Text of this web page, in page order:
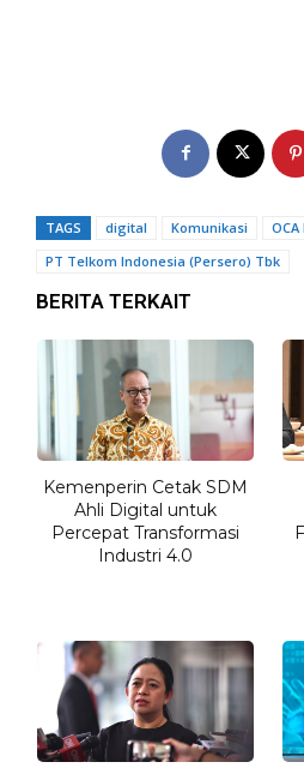
TAGS digital Komunikasi
PT Telkom Indonesia (Persero) Tbk
BERITA TERKAIT
Kemenperin Cetak SDM
Ahli Digital untuk
Percepat Transformasi
Industri 4.0